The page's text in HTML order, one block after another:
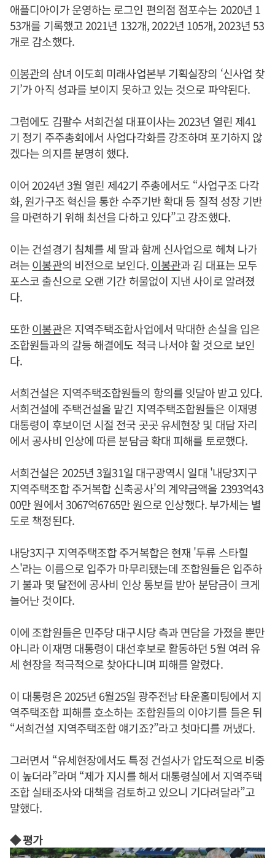
애플디아이가 운영하는 로그인 편의점 점포수는 2020년 1
53개를 기록했고 2021년 132개, 2022년 105개, 2023년 53
개로 감소했다.
이봉관의 삼녀 이도희 미래사업본부 기획실장의 ‘신사업 찾
기’가 아직 성과를 보이지 못하고 있는 것으로 파악된다.
그럼에도 김팔수 서희건설 대표이사는 2023년 열린 제41
기 정기 주주총회에서 사업다각화를 강조하며 포기하지 않
겠다는 의지를 분명히 했다.
이어 2024년 3월 열린 제42기 주총에서도 “사업구조 다각
화, 원가구조 혁신을 통한 수주기반 확대 등 질적 성장 기반
을 마련하기 위해 최선을 다하고 있다”고 강조했다.
이는 건설경기 침체를 세 딸과 함께 신사업으로 헤쳐 나가
려는이봉관의 비전으로 보인다.이봉관과 김 대표는 모두
포스코 출신으로 오랜 기간 허물없이 지낸 사이로 알려졌
다.
또한이봉관은 지역주택조합사업에서 막대한 손실을 입은
조합원들과의 갈등 해결에도 적극 나서야 할 것으로 보인
다.
서희건설은 지역주택조합원들의 항의를 잇달아 받고 있다.
서희건설에 주택건설을 맡긴 지역주택조합원들은 이재명
대통령이 후보이던 시절 전국 곳곳 유세현장 및 대담 자리
에서 공사비 인상에 따른 분담금 확대 피해를 토로했다.
서희건설은 2025년 3월31일 대구광역시 일대 '내당3지구
지역주택조합 주거복합 신축공사'의 계약금액을 2393억43
00만 원에서 3067억6765만 원으로 인상했다. 부가세는 별
도로 책정된다.
내당3지구 지역주택조합 주거복합은 현재 '두류 스타힐
스'라는 이름으로 입주가 마무리됐는데 조합원들은 입주하
기 불과 몇 달전에 공사비 인상 통보를 받아 분담금이 크게
늘어난 것이다.
이에 조합원들은 민주당 대구시당 측과 면담을 가졌을 뿐만
아니라 이재명 대통령이 대선후보로 활동하던 5월 여러 유
세 현장을 적극적으로 찾아다니며 피해를 알렸다.
이 대통령은 2025년 6월25일 광주전남 타운홀미팅에서 지
역주택조합 피해를 호소하는 조합원들의 이야기를 들은 뒤
“서희건설 지역주택조합 얘기죠?”라고 첫마디를 꺼냈다.
그러면서 “유세현장에서도 특정 건설사가 압도적으로 비중
이 높더라”라며 “제가 지시를 해서 대통령실에서 지역주택
조합 실태조사와 대책을 검토하고 있으니 기다려달라”고
말했다.
◆ 평가